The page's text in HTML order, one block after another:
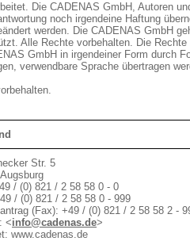
Die CADENAS GmbH, Autoren
noch irgendeine Haftung
werden. Die CADENAS GmbH
Alle Rechte vorbehalten. Die
GmbH in irgendeiner Form durch
verwendbare Sprache übertragen
Str. 5
/ (0) 821 / 2 58 58 0 - 0
/ (0) 821 / 2 58 58 0 - 999
(Fax): +49 / (0) 821 / 2 58 58 2 -
: <info@cadenas.de>
www.cadenas.de